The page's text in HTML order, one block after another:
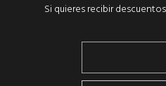
Si quieres recibir